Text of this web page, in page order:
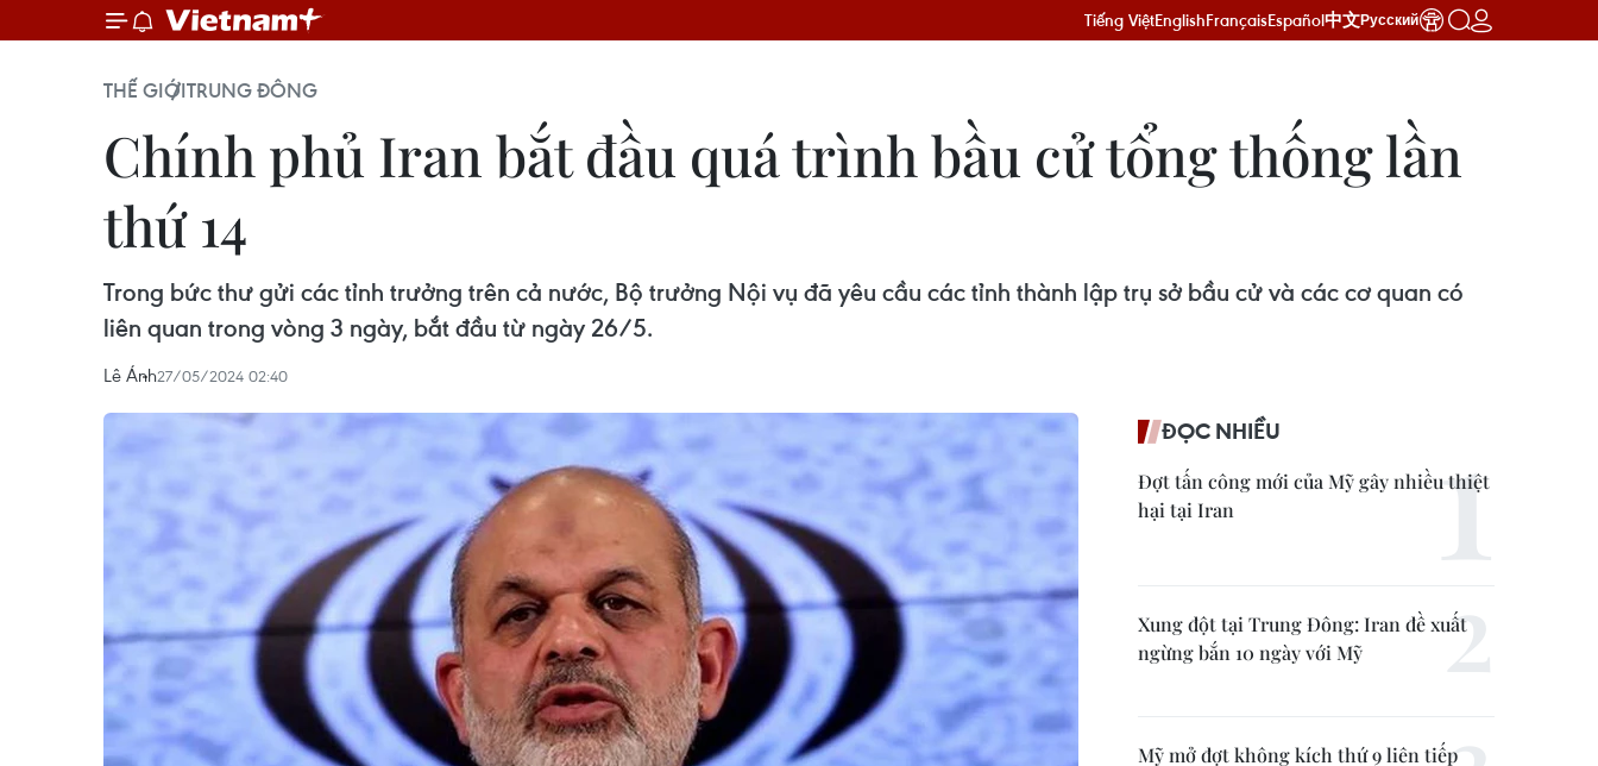
Tiếng ViệtEnglishFrançaisEspañol中文Русский
THẾ GIỚITRUNG ĐÔNG
Chính phủ Iran bắt đầu quá trình bầu cử tổng thống lần
thứ 14
Trong bức thư gửi các tỉnh trưởng trên cả nước, Bộ trưởng Nội vụ đã yêu cầu các tỉnh thành lập trụ sở bầu cử và các cơ quan có
liên quan trong vòng 3 ngày, bắt đầu từ ngày 26/5.
Lê Ánh27/05/2024 02:40
ĐỌC NHIỀU
Đợt tấn công mới của Mỹ gây nhiều thiệt
hại tại Iran
Xung đột tại Trung Đông: Iran đề xuất
ngừng bắn 10 ngày với Mỹ
Mỹ mở đợt không kích thứ 9 liên tiếp